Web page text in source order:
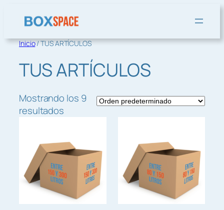
Inicio/ TUS ARTÍCULOS
TUS ARTÍCULOS
Mostrando los 9
resultados